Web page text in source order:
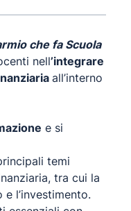
che fa Scuola
nell’integrare
all’interno
e si
temi
tra cui la
l’investimento.